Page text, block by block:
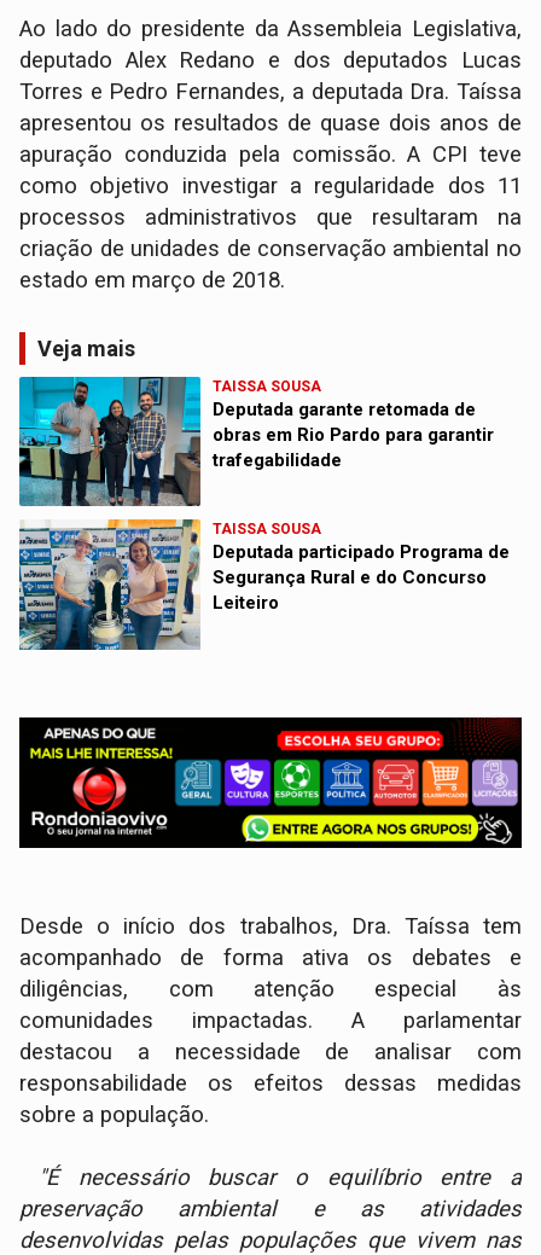
Ao lado do presidente da Assembleia Legislativa,
deputado Alex Redano e dos deputados Lucas
Torres e Pedro Fernandes, a deputada Dra. Taíssa
apresentou os resultados de quase dois anos de
apuração conduzida pela comissão. A CPI teve
como objetivo investigar a regularidade dos 11
processos administrativos que resultaram na
criação de unidades de conservação ambiental no
estado em março de 2018.
Veja mais
TAISSA SOUSA
Deputada garante retomada de
obras em Rio Pardo para garantir
trafegabilidade
TAISSA SOUSA
Deputada participado Programa de
Segurança Rural e do Concurso
Leiteiro
Desde o início dos trabalhos, Dra. Taíssa tem
acompanhado de forma ativa os debates e
diligências, com atenção especial às
comunidades impactadas. A parlamentar
destacou a necessidade de analisar com
responsabilidade os efeitos dessas medidas
sobre a população.
"É necessário buscar o equilíbrio entre a
preservação ambiental e as atividades
desenvolvidas pelas populações que vivem nas